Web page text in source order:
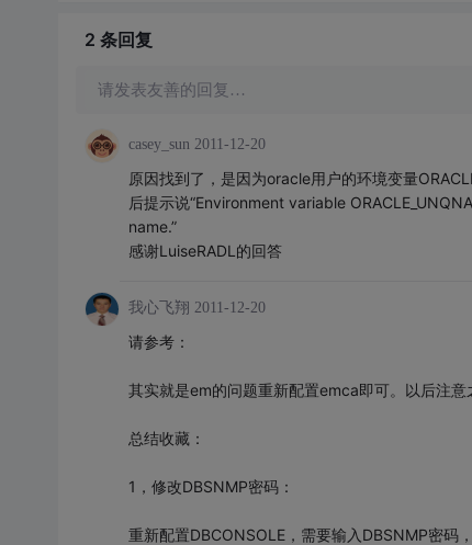
2 条回复
请发表友善的回复…
casey_sun 2011-12-20
原因找到了，是因为oracle用户的环境变量
后提示说“Environment variable
name.”
感谢LuiseRADL的回答
我心飞翔 2011-12-20
请参考：
其实就是em的问题重新配置emca即可。以后注意
总结收藏：
1，修改DBSNMP密码：
重新配置DBCONSOLE，需要输入DBSNMP密码